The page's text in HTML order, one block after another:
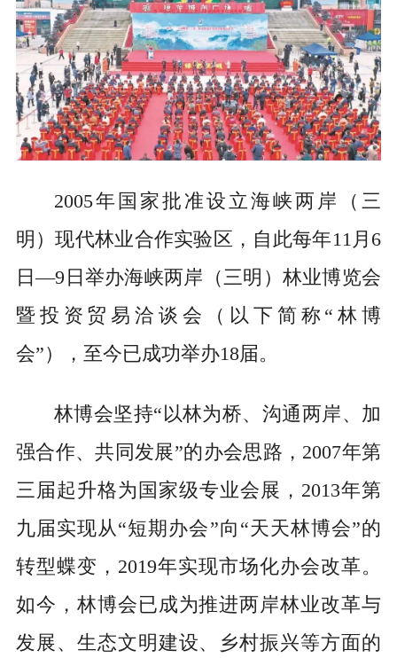
2005年国家批准设立海峡两岸（三
明）现代林业合作实验区，自此每年11月6
日—9日举办海峡两岸（三明）林业博览会
暨投资贸易洽谈会（以下简称“林博
会”），至今已成功举办18届。
林博会坚持“以林为桥、沟通两岸、加
强合作、共同发展”的办会思路，2007年第
三届起升格为国家级专业会展，2013年第
九届实现从“短期办会”向“天天林博会”的
转型蝶变，2019年实现市场化办会改革。
如今，林博会已成为推进两岸林业改革与
发展、生态文明建设、乡村振兴等方面的